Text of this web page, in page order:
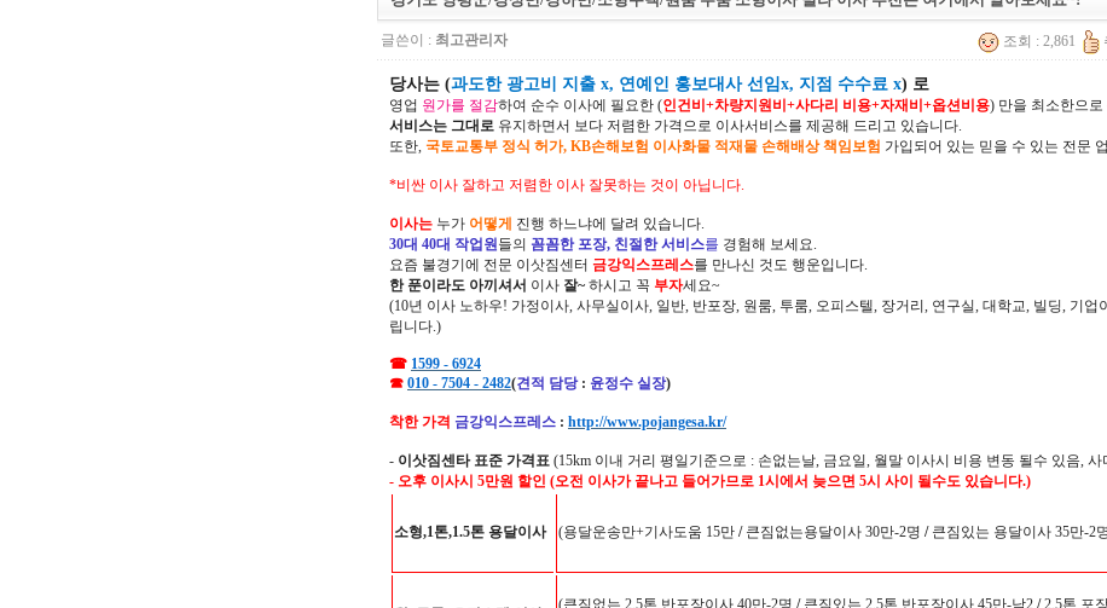
글쓴이 : 최고관리자 조회 : 2,861
당사는 (과도한 광고비 지출 x, 연예인 홍보대사 선임x, 지점 수수료 x) 로
영업 원가를 절감하여 순수 이사에 필요한 (인건비+차량지원비+사다리 비용+자재비+옵션비용) 만을 최소한으로
서비스는 그대로 유지하면서 보다 저렴한 가격으로 이사서비스를 제공해 드리고 있습니다.
또한, 국토교통부 정식 허가, KB손해보험 이사화물 적재물 손해배상 책임보험 가입되어 있는 믿을 수 있는 전문
*비싼 이사 잘하고 저렴한 이사 잘못하는 것이 아닙니다.
이사는 누가 어떻게 진행 하느냐에 달려 있습니다.
30대 40대 작업원들의 꼼꼼한 포장, 친절한 서비스를 경험해 보세요.
요즘 불경기에 전문 이삿짐센터 금강익스프레스를 만나신 것도 행운입니다.
한 푼이라도 아끼셔서 이사 잘~ 하시고 꼭 부자세요~
(10년 이사 노하우! 가정이사, 사무실이사, 일반, 반포장, 원룸, 투룸, 오피스텔, 장거리, 연구실, 대학교, 빌딩, 기업
립니다.)
☎ 1599 - 6924
☎ 010 - 7504 - 2482(견적 담당 : 윤정수 실장)
착한 가격 금강익스프레스 : http://www.pojangesa.kr/
- 이삿짐센타 표준 가격표 (15km 이내 거리 평일기준으로 : 손없는날, 금요일, 월말 이사시 비용 변동 될수 있음,
- 오후 이사시 5만원 할인 (오전 이사가 끝나고 들어가므로 1시에서 늦으면 5시 사이 될수도 있습니다.)
소형,1톤,1.5톤 용달이사 (용달운송만+기사도움 15만 /큰짐없는용달이사 30만-2명 /큰짐있는 용달이사 35만-2
(큰짐없는 2.5톤 반포장이사 40만-2명 /큰짐있는 2.5톤 반포장이사 45만-남2 /2.5톤 포